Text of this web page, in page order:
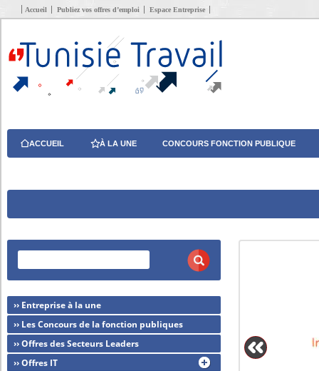
Accueil Publiez vos offres d’emploi Espace Entreprise
ACCUEIL À LA UNE CONCOURS FONCTION PUBLIQUE
›› Entreprise à la une
›› Les Concours de la fonction publiques
›› Offres des Secteurs Leaders
›› Offres IT